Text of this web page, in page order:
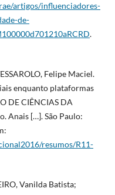
artigos/influenciadores-
de-
.
Felipe Maciel.
enquanto plataformas
DE CIÊNCIAS DA
Anais […]. São Paulo:
resumos/R11-
Vanilda Batista;